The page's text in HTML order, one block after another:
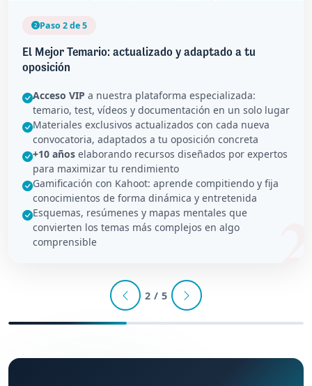
Paso 2 de 5
El Mejor Temario: actualizado y adaptado a tu
oposición
Acceso VIP a nuestra plataforma especializada:
temario, test, vídeos y documentación en un solo lugar
Materiales exclusivos actualizados con cada nueva
convocatoria, adaptados a tu oposición concreta
+10 años elaborando recursos diseñados por expertos
para maximizar tu rendimiento
Gamificación con Kahoot: aprende compitiendo y fija
conocimientos de forma dinámica y entretenida
Esquemas, resúmenes y mapas mentales que
convierten los temas más complejos en algo
comprensible
2 / 5